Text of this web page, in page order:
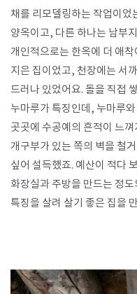
채를 리모델링하는 작업이었
양옥이고, 다른 하나는 남부
개인적으로는 한옥에 더 애
지은 집이었고, 천장에는 서
드러나 있었어요. 돌을 직접
누마루가 특징인데, 누마루
곳곳에 수공예의 흔적이 느
개구부가 있는 쪽의 벽을 철
싶어 설득했죠. 예산이 적다
화장실과 주방을 만드는 정
특징을 살려 살기 좋은 집을